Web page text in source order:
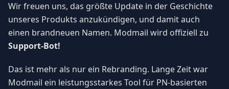
Wir freuen uns, das größte Update in der Geschichte
unseres Produkts anzukündigen, und damit auch
einen brandneuen Namen. Modmail wird offiziell zu
Support-Bot!
Das ist mehr als nur ein Rebranding. Lange Zeit war
Modmail ein leistungsstarkes Tool für PN-basierten